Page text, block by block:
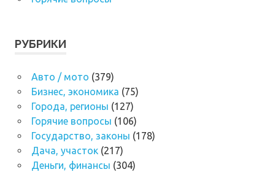
РУБРИКИ
Авто / мото (379)
Бизнес, экономика (75)
Города, регионы (127)
Горячие вопросы (106)
Государство, законы (178)
Дача, участок(217)
Деньги, финансы (304)